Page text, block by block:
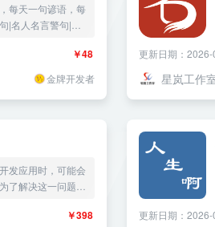
每天一句谚语，每
|名人名言警句|一
￥48
金牌开发者
更新日期：
星岚工作
发应用时，可能会
了解决这一问题，
程序作为管理后￥398 更新日期：